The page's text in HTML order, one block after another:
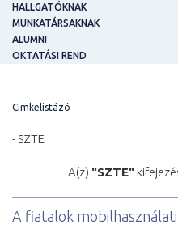
HALLGATÓKNAK
MUNKATÁRSAKNAK
ALUMNI
OKTATÁSI REND
Cimkelistázó
- SZTE
A(z) "SZTE"
A fiatalok